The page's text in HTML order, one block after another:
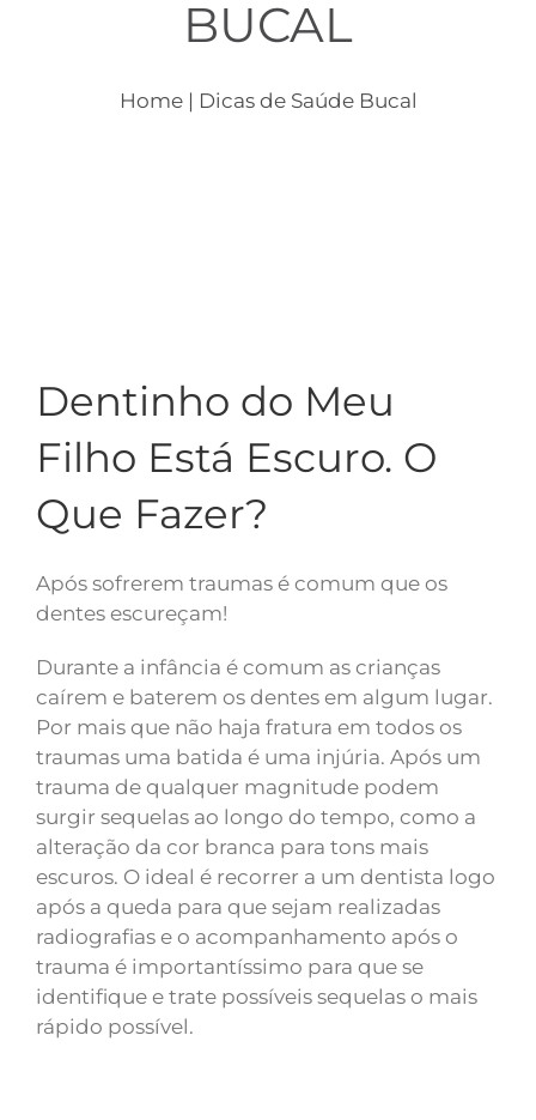
Crianças
BUCAL
Home| Dicas de Saúde Bucal
Dentinho do Meu
Filho Está Escuro. O
Que Fazer?
Após sofrerem traumas é comum que os
dentes escureçam!
Durante a infância é comum as crianças
caírem e baterem os dentes em algum lugar.
Por mais que não haja fratura em todos os
traumas uma batida é uma injúria. Após um
trauma de qualquer magnitude podem
surgir sequelas ao longo do tempo, como a
alteração da cor branca para tons mais
escuros. O ideal é recorrer a um dentista logo
após a queda para que sejam realizadas
radiografias e o acompanhamento após o
trauma é importantíssimo para que se
identifique e trate possíveis sequelas o mais
rápido possível.